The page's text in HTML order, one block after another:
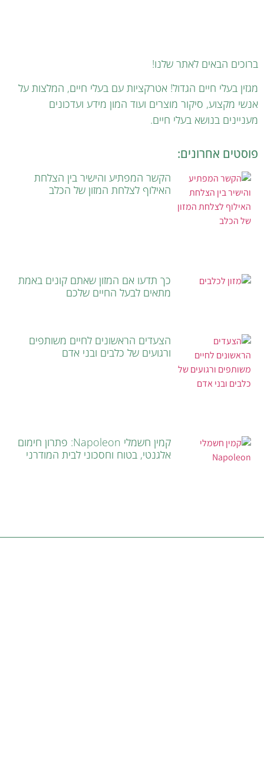
ברוכים הבאים לאתר שלנו!
מגזין בעלי חיים הגדול! אטרקציות עם בעלי חיים, המלצות על
אנשי מקצוע, סיקור מוצרים ועוד המון מידע ועדכונים
מעניינים בנושא בעלי חיים.
פוסטים אחרונים:
הקשר המפתיע והישיר בין הצלחת
האילוף לצלחת המזון של הכלב
כך תדעו אם המזון שאתם קונים באמת
מתאים לבעל החיים שלכם
הצעדים הראשונים לחיים משותפים
ורגועים של כלבים ובני אדם
קמין חשמלי Napoleon: פתרון חימום
אלגנטי, בטוח וחסכוני לבית המודרני